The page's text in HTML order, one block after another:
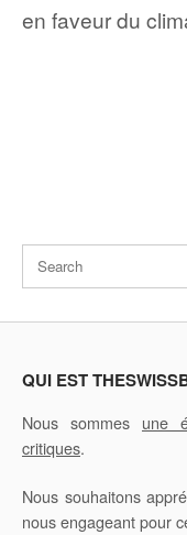
en faveur du
QUI EST
Nous sommes une
critiques.
Nous souhaitons
nous engageant pour